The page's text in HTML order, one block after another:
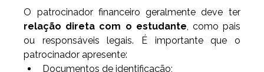
O patrocinador financeiro geralmente deve ter
relação direta com o estudante, como pais
ou responsáveis legais. É importante que o
patrocinador apresente:
Documentos de identificação;